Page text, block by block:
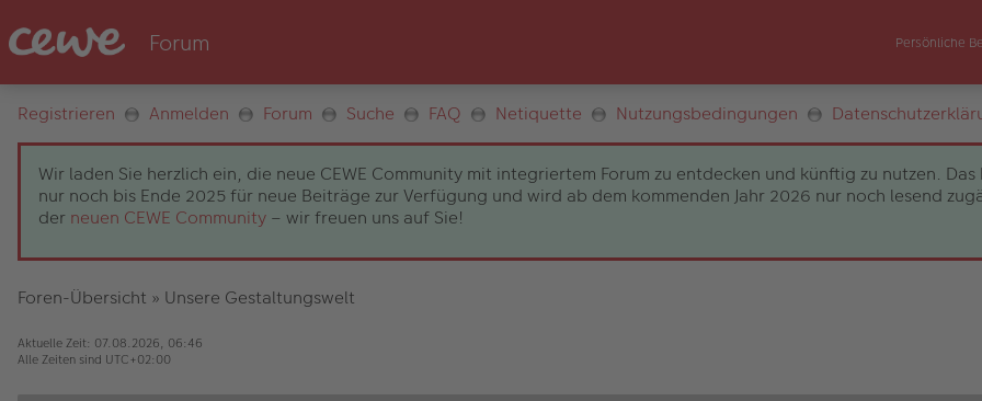
Persönliche
Registrieren Anmelden Forum Suche FAQ Netiquette Nutzungsbedingungen
Wir laden Sie herzlich ein, die neue CEWE Community mit integriertem Forum zu entdecken und künftig zu nutzen.
nur noch bis Ende 2025 für neue Beiträge zur Verfügung und wird ab dem kommenden Jahr 2026 nur noch lesend
der neuen CEWE Community – wir freuen uns auf Sie!
Foren-Übersicht » Unsere Gestaltungswelt
Aktuelle Zeit: 07.08.2026, 06:46
Alle Zeiten sind UTC+02:00